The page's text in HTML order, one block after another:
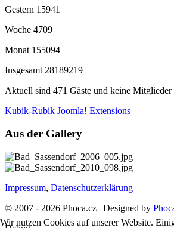
Gestern 15941
Woche 4709
Monat 155094
Insgesamt 28189219
Aktuell sind 471 Gäste und keine Mitglieder
Kubik-Rubik Joomla! Extensions
Aus der Gallery
Impressum, Datenschutzerklärung
© 2007 - 2026 Phoca.cz | Designed by
Wir nutzen Cookies auf unserer Website.